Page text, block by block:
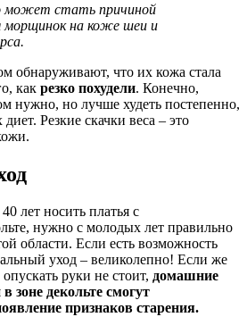
может стать причиной
морщинок на коже шеи и
обнаруживают, что их кожа стала
как резко похудели. Конечно,
нужно, но лучше худеть постепенно,
Резкие скачки веса – это
лет носить платья с
нужно с молодых лет правильно
области. Если есть возможность
уход – великолепно! Если же
руки не стоит, домашние
зоне декольте смогут
признаков старения.